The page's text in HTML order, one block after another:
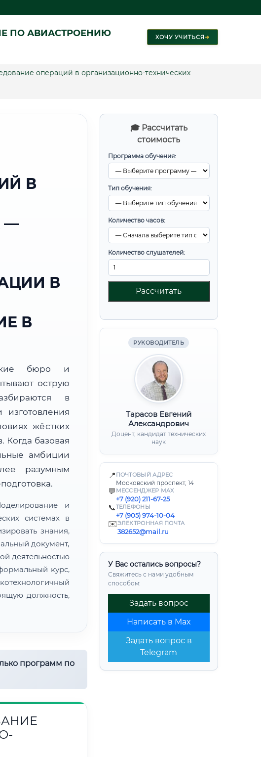
ПО АВИАСТРОЕНИЮ ХОЧУ УЧИТЬСЯ➜
операций в организационно-технических
🎓 Рассчитать
стоимость
Программа обучения:
Тип обучения:
Количество часов:
Количество слушателей:
Рассчитать
РУКОВОДИТЕЛЬ
Тарасов Евгений
Александрович
Доцент, кандидат технических
наук
📍 ПОЧТОВЫЙ АДРЕС
Московский проспект, 14
💬 МЕССЕНДЖЕР MAX
+7 (920) 211-67-25
📞ТЕЛЕФОНЫ
+7 (905) 974-10-04
✉️ЭЛЕКТРОННАЯ ПОЧТА
382652@mail.ru
У Вас остались вопросы?
Свяжитесь с нами удобным
способом:
Задать вопрос
Написать в Max
Задать вопрос в
Telegram
В
—
В
В
бюро и
острую
в
изготовления
жёстких
Когда базовая
амбиции
разумным
и
системах в
знания,
документ,
деятельностью
курс,
должность,
программ по